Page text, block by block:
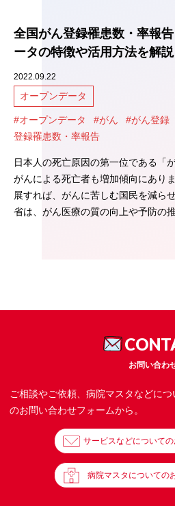
全国がん登録罹患数・率報
ータの特徴や活用方法を解説
2022.09.22
オープンデータ
#オープンデータ #がん #がん登録
登録罹患数・率報告
日本人の死亡原因の第一位である「
がんによる死亡者も増加傾向にあり
展すれば、がんに苦しむ国民を減ら
省は、がん医療の質の向上や予防の
お問い合わ
ご相談やご依頼、病院マスタなどに
のお問い合わせフォームから。
サービスなどについて
病院マスタについての